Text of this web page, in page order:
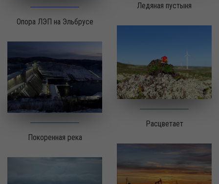
Опора ЛЭП на Эльбрусе
Покоренная река
Ледяная пустыня
Расцветает